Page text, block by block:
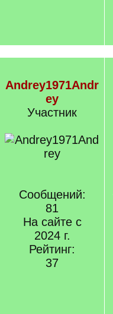
Andrey1971Andr
ey
Участник
Сообщений:
81
На сайте с
2024 г.
Рейтинг:
37